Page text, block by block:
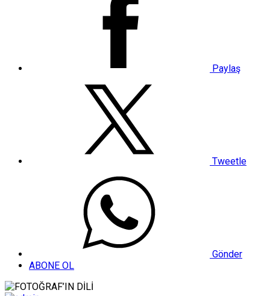
Paylaş
Tweetle
Gönder
ABONE OL